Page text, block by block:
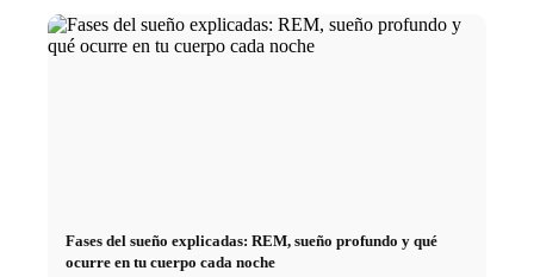
Fases del sueño explicadas: REM, sueño profundo y qué
ocurre en tu cuerpo cada noche